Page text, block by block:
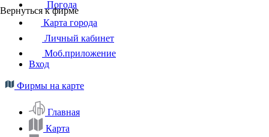
Вернуться к фирме
Погода
Карта города
Личный кабинет
Моб.приложение
Вход
Фирмы на карте
Главная
Карта